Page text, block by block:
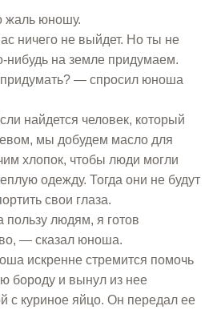
жаль юношу.
ничего не выйдет. Но ты не
на земле придумаем.
— спросил юноша
найдется человек, который
мы добудем масло для
хлопок, чтобы люди могли
одежду. Тогда они не будут
свои глаза.
людям, я готов
— сказал юноша.
искренне стремится помочь
бороду и вынул из нее
с куриное яйцо. Он передал ее